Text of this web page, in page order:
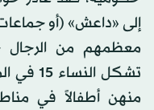
معظمهم من الرجال
تشكل
منهن أطفالاً في